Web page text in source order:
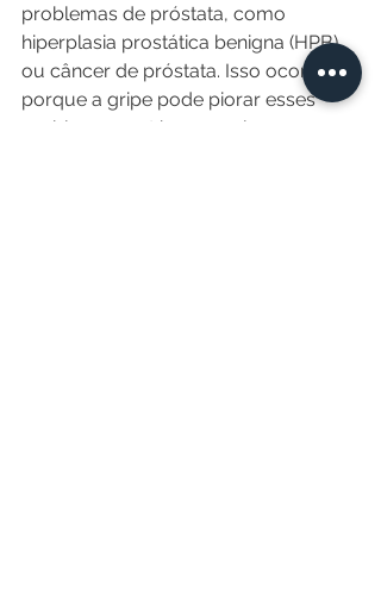
problemas de próstata, como
hiperplasia prostática benigna (HPB)
ou câncer de próstata. Isso ocorre
porque a gripe pode piorar esses
problemas e até mesmo levar a